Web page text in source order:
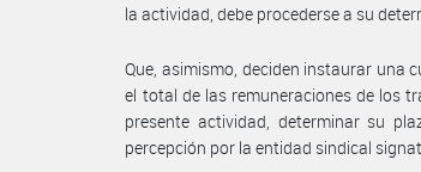
la actividad, debe procederse a su
Que, asimismo, deciden instaurar una
el total de las remuneraciones de los
presente actividad, determinar su
percepción por la entidad sindical